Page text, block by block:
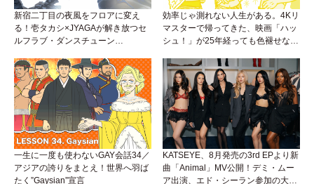
新宿二丁目の夜風をフロアに変え
る！壱タカシ×JYAGAが解き放つセ
ルフラブ・ダンスチューン
効率じゃ測れない人生がある。4Kリ
マスターで帰ってきた、映画「ハッ
シュ！」が25年経っても色褪せない
一生に一度も使わないGAY会話34／
アジアの誇りをまとえ！世界へ羽ば
たく”Gaysian”宣言
KATSEYE、8月発売の3rd EPより新
曲「Animal」MV公開！デミ・ムー
ア出演、エド・シーラン参加の大胆